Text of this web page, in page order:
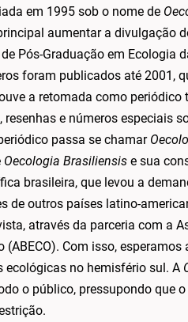
em 1995 sob o nome de
aumentar a divulgação
Pós-Graduação em Ecologia
foram publicados até 2001,
a retomada como
e números especiais
passa se chamar
Oecologia Brasiliensise sua
brasileira, que levou a
de outros países latino-
através da parceria com a
(ABECO). Com isso,
ecológicas no hemisfério sul. A
o público, pressupondo que